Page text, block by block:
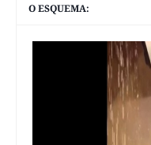
O ESQUEMA: